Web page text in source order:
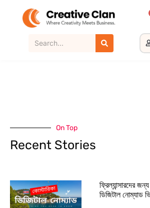
On Top
Recent Stories
ফ্রিল্যান্সারদের
ডিজিটাল নোম্যাড